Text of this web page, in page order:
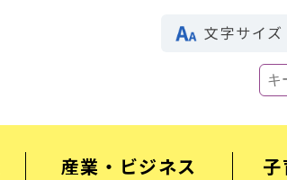
文字サイズ
産業・ビジネス